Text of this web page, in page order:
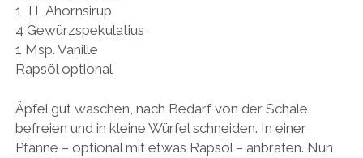
1 TL Ahornsirup
4 Gewürzspekulatius
1 Msp. Vanille
Rapsöl optional
Äpfel gut waschen, nach Bedarf von der Schale
befreien und in kleine Würfel schneiden. In einer
Pfanne – optional mit etwas Rapsöl – anbraten. Nun